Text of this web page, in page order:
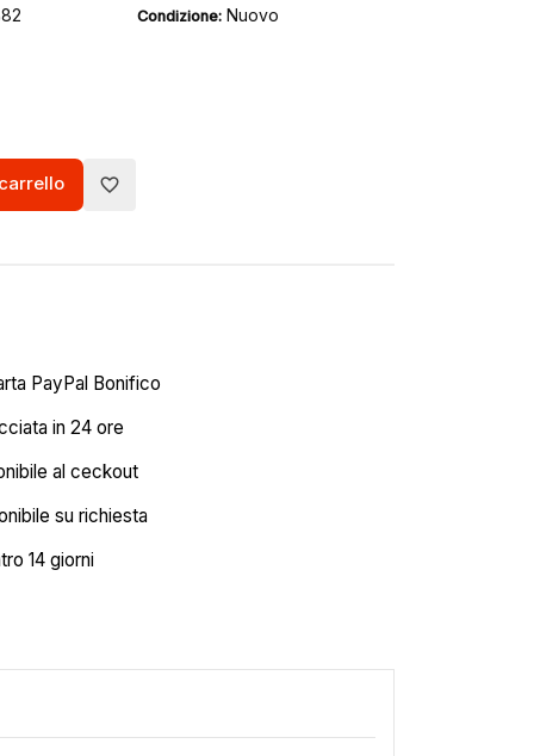
Condizione: Nuovo
favorite_border
PayPal Bonifico
in 24 ore
al ceckout
su richiesta
14 giorni